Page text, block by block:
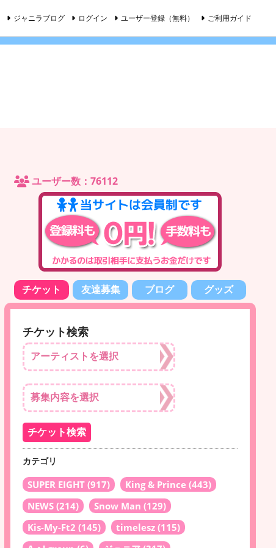
ジャニラブログ ログイン ユーザー登録（無料） ご利用ガイド
ユーザー数：76112
チケット 友達募集 ブログ グッズ
チケット検索
カテゴリ
SUPER EIGHT (917) King & Prince (443)
NEWS (214) Snow Man (129)
Kis-My-Ft2 (145) timelesz (115)